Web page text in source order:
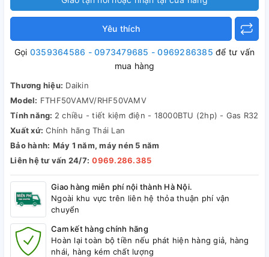
Yêu thích
Gọi 0359364586 - 0973479685 - 0969286385 để tư vấn
mua hàng
Thương hiệu: Daikin
Model: FTHF50VAMV/RHF50VAMV
Tính năng: 2 chiều - tiết kiệm điện - 18000BTU (2hp) - Gas R32
Xuất xứ: Chính hãng Thái Lan
Bảo hành: Máy 1 năm, máy nén 5 năm
Liên hệ tư vấn 24/7: 0969.286.385
Giao hàng miễn phí nội thành Hà Nội.
Ngoài khu vực trên liên hệ thỏa thuận phí vận
chuyển
Cam kết hàng chính hãng
Hoàn lại toàn bộ tiền nếu phát hiện hàng giả, hàng
nhái, hàng kém chất lượng